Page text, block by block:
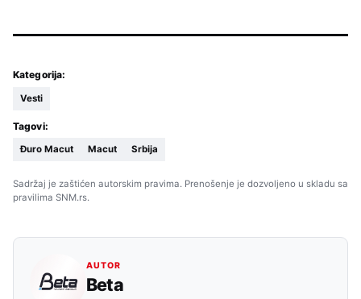
Kategorija:
Vesti
Tagovi:
Đuro Macut Macut Srbija
Sadržaj je zaštićen autorskim pravima. Prenošenje je dozvoljeno u skladu sa
pravilima SNM.rs.
AUTOR
Beta